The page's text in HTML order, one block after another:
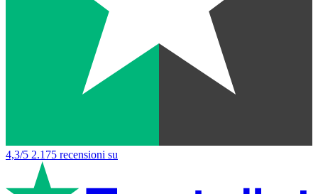
4,3/5 2.175 recensioni su